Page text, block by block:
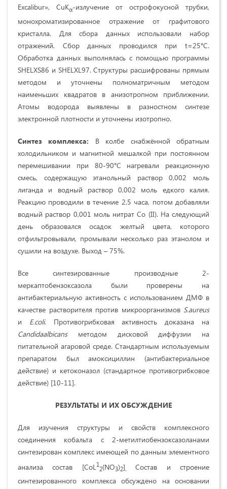
Excalibur», CuKα-излучение от острофокусной трубки,
монохроматизированное отражение от графитового
кристалла. Для сбора данных использовали набор
отражений. Сбор данных проводился при t=25°C.
Обработка данных выполнялась с помощью программы
SHELXS86 и SHELXL97. Структуры расшифрованы прямым
методом и уточнены полноматричным методом
наименьших квадратов в анизотропном приближении.
Атомы водорода выявлены в разностном синтезе
электронной плотности и уточнены изотропно.
Синтез комплекса: В колбе снабжённой обратным
холодильником и магнитной мешалкой при постоянном
перемешивании при 80-90°С нагревали реакционную
смесь, содержащую этанольный раствор 0,002 моль
лиганда и водный раствор 0,002 моль едкого калия.
Реакцию проводили в течение 2,5 часа, потом добавляли
водный раствор 0,001 моль нитрат Co (II). На следующий
день образовался осадок желтый цвета, которого
отфильтровывали, промывали несколько раз этанолом и
сушили на воздухе. Выход – 75%.
Все синтезированные производные 2-
меркаптобензоксазола были проверены на
антибактериальную активность с использованием ДМФ в
качестве растворителя против микроорганизмов S.aureus
и E.coli. Противогрибковая активность доказана на
Candidaalbicansметодом дисковой диффузии на
питательной агаровой среде. Стандартным используемым
препаратом был амоксициллин (антибактериальное
действие) и кетоконазол (стандартное противогрибковое
действие) [10-11].
РЕЗУЛЬТАТЫ И ИХ ОБСУЖДЕНИЕ
Для изучения структуры и свойств комплексного
соединения кобальта с 2-метилтиобензоксазоланами
синтезирован комплекс имеющей по данным элементного
анализа состав [CoL 1
2(NO3)2].Состав и строение
синтезированного комплекса обсуждено на основании